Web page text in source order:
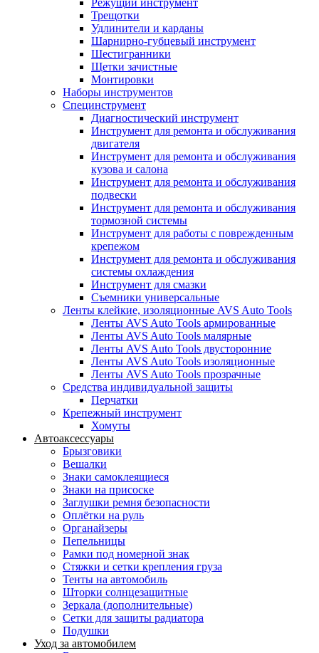
Режущий инструмент
Трещотки
Удлинители и карданы
Шарнирно-губцевый инструмент
Шестигранники
Щетки зачистные
Монтировки
Наборы инструментов
Специнструмент
Диагностический инструмент
Инструмент для ремонта и обслуживания
двигателя
Инструмент для ремонта и обслуживания
кузова и салона
Инструмент для ремонта и обслуживания
подвески
Инструмент для ремонта и обслуживания
тормозной системы
Инструмент для работы с поврежденным
крепежом
Инструмент для ремонта и обслуживания
системы охлаждения
Инструмент для смазки
Съемники универсальные
Ленты клейкие, изоляционные AVS Auto Tools
Ленты AVS Auto Tools армированные
Ленты AVS Auto Tools малярные
Ленты AVS Auto Tools двусторонние
Ленты AVS Auto Tools изоляционные
Ленты AVS Auto Tools прозрачные
Средства индивидуальной защиты
Перчатки
Крепежный инструмент
Хомуты
Автоаксессуары
Брызговики
Вешалки
Знаки самоклеящиеся
Знаки на присоске
Заглушки ремня безопасности
Оплётки на руль
Органайзеры
Пепельницы
Рамки под номерной знак
Стяжки и сетки крепления груза
Тенты на автомобиль
Шторки солнцезащитные
Зеркала (дополнительные)
Сетки для защиты радиатора
Подушки
Уход за автомобилем